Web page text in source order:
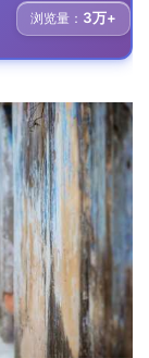
浏览量： 3万+